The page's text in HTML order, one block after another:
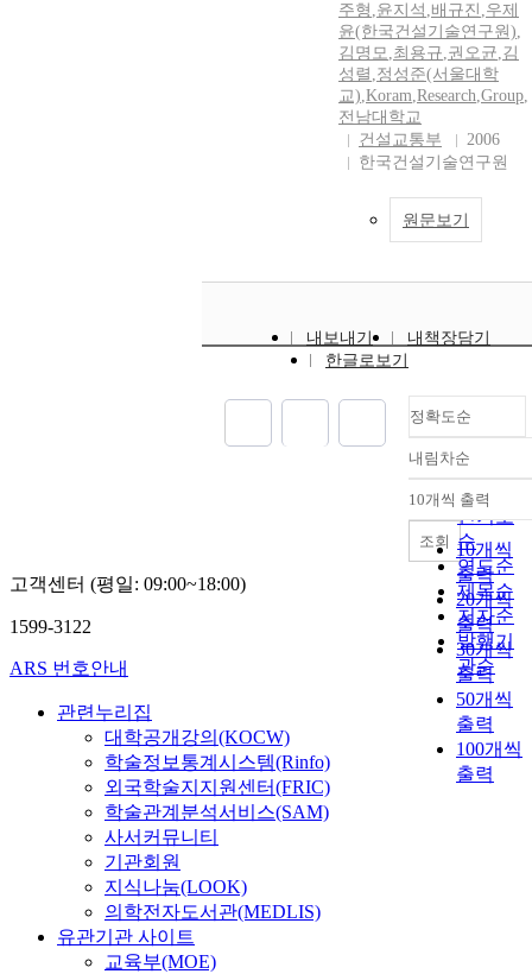
주형 ,윤지석 ,배규진 ,우제
윤(한국건설기술연구원),
김명모,최용규,권오균,김
성렬 ,정성준(서울대학
교),Koram,Research,Group,
전남대학교
건설교통부
2006
한국건설기술연구원
원문보기
내보내기
내책장담기
한글로보기
정확도순
정확도
순
인기도
순
연도순
제목순
저자순
발행기
관순
내림차순
내림차순
10개씩 출력
10개씩
출력
20개씩
출력
30개씩
출력
50개씩
출력
100개씩
출력
조회
고객센터 (평일: 09:00~18:00)
1599-3122
ARS 번호안내
관련누리집
대학공개강의(KOCW)
학술정보통계시스템(Rinfo)
외국학술지지원센터(FRIC)
학술관계분석서비스(SAM)
사서커뮤니티
기관회원
지식나눔(LOOK)
의학전자도서관(MEDLIS)
유관기관 사이트
교육부(MOE)